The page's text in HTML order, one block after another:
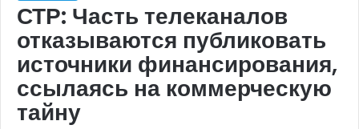
СТР: Часть телеканалов
отказываются публиковать
источники финансирования,
ссылаясь на коммерческую
тайну